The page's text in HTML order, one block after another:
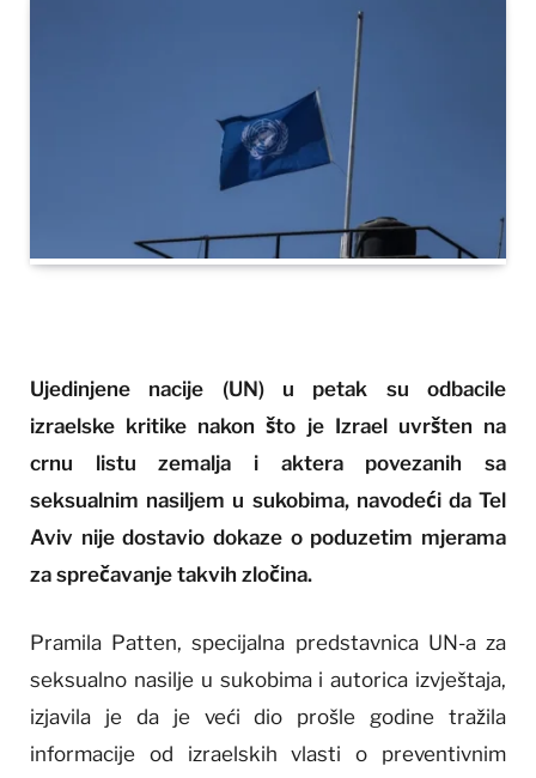
Ujedinjene nacije (UN) u petak su odbacile
izraelske kritike nakon što je Izrael uvršten na
crnu listu zemalja i aktera povezanih sa
seksualnim nasiljem u sukobima, navodeći da Tel
Aviv nije dostavio dokaze o poduzetim mjerama
za sprečavanje takvih zločina.
Pramila Patten, specijalna predstavnica UN-a za
seksualno nasilje u sukobima i autorica izvještaja,
izjavila je da je veći dio prošle godine tražila
informacije od izraelskih vlasti o preventivnim